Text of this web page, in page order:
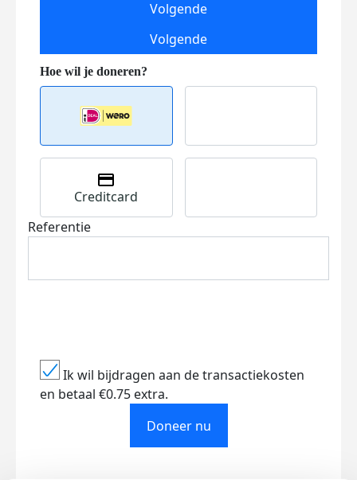
Volgende
Volgende
Creditcard
Referentie
Ik wil bijdragen aan de transactiekosten
en betaal €0.75 extra.
Doneer nu